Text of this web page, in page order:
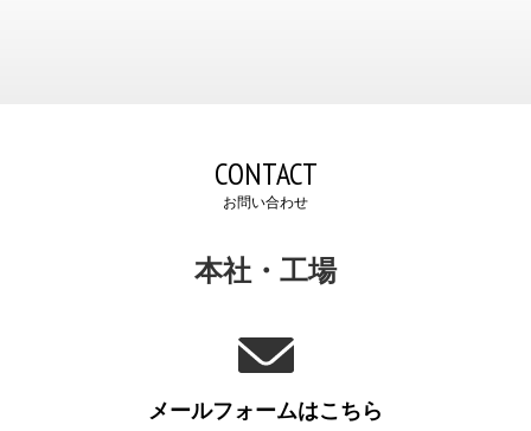
CONTACT
お問い合わせ
本社・工場
メールフォームはこちら